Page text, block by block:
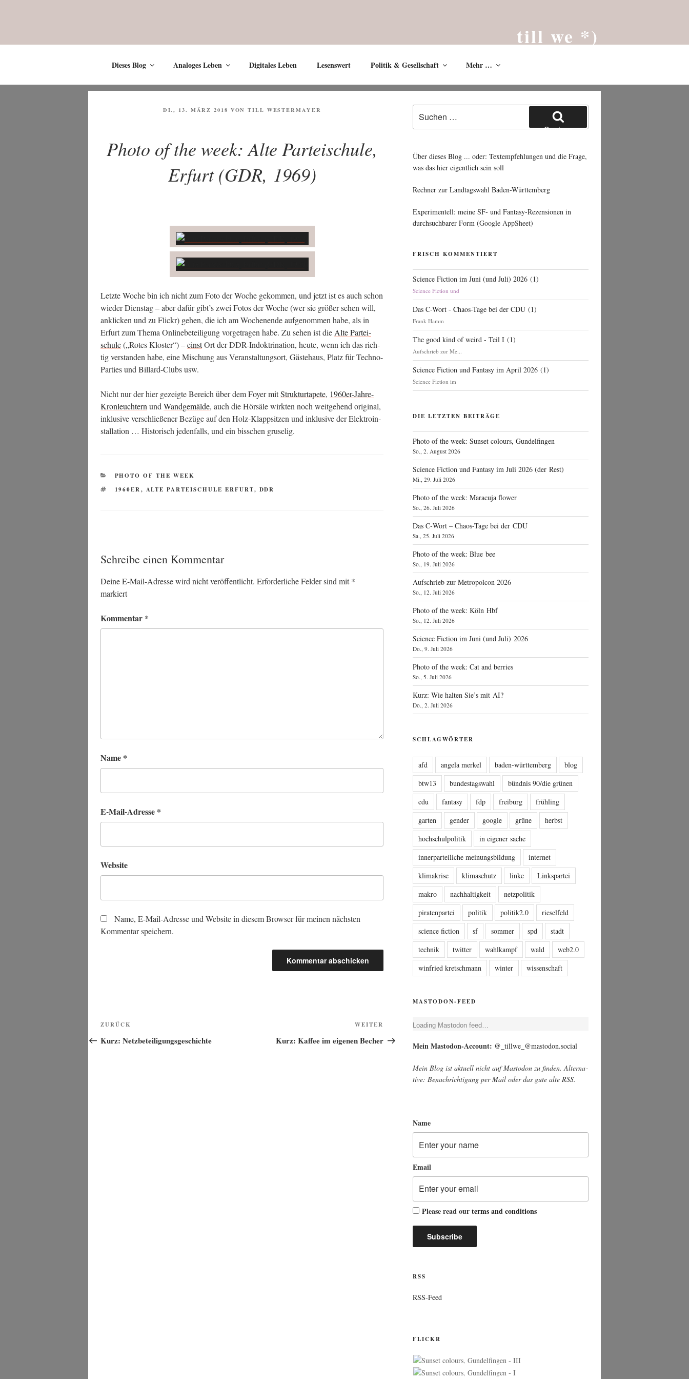
till we *)
Dieses Blog
Analoges Leben Digitales Leben Lesenswert Politik & Gesellschaft Mehr …
VERÖFFENTLICHT
DI., 13. MÄRZ 2018 VONTILL WESTERMAYER
Photo of the week: Alte Parteischule,
Erfurt (GDR, 1969)
Letz­te Woche bin ich nicht zum Foto der Woche gekom­men, und jetzt ist es auch schon
wie­der Diens­tag – aber dafür gibt’s zwei Fotos der Woche (wer sie grö­ßer sehen will,
ankli­cken und zu Flickr) gehen, die ich am Wochen­en­de auf­ge­nom­men habe, als in
Erfurt zum The­ma Online­be­tei­li­gung vor­ge­tra­gen habe. Zu sehen ist die Alte Par­tei­
schu­le(„Rotes Klos­ter“) –einstOrt der DDR-Indok­tri­na­ti­on, heu­te, wenn ich das rich­
tig ver­stan­den habe, eine Mischung aus Ver­an­stal­tungs­ort, Gäs­te­haus, Platz für Tech­no-
Par­ties und Bil­lard-Clubs usw.
Nicht nur der hier gezeig­te Bereich über dem Foy­er mitStruk­tur­ta­pe­te, 1960er-Jah­re-
Kron­leuch­tern und Wand­ge­mäl­de, auch die Hör­sä­le wirk­ten noch weit­ge­hend ori­gi­nal,
inklu­si­ve ver­schlie­ße­ner Bezü­ge auf den Holz-Klapp­sit­zen und inklu­si­ve der Elek­tro­in­
stal­la­ti­on … His­to­risch jeden­falls, und ein biss­chen gruselig.
KATEGORIEN
PHOTO OF THE WEEK
SCHLAGWÖRTER
1960ER, ALTE PARTEISCHULE ERFURT, DDR
Schreibe einen Kommentar
Deine E-Mail-Adresse wird nicht veröffentlicht. Erforderliche Felder sind mit*
markiert
Kommentar *
Name *
E-Mail-Adresse *
Website
Name, E-Mail-Adresse und Website in diesem Browser für meinen nächsten
Kommentar speichern.
Beitragsnavigation
Vorheriger
Beitrag
ZURÜCK
Kurz: Netzbeteiligungsgeschichte
Nächster
Beitrag
WEITER
Kurz: Kaffee im eigenen Becher
nach:
Suchen
Über dieses Blog ... oder: Textempfehlungen und die Frage,
was das hier eigentlich sein soll
Rechner zur Landtagswahl Baden-Württemberg
Experimentell: meine SF- und Fantasy-Rezensionen in
durchsuchbarer Form (Google AppSheet)
FRISCH KOMMENTIERT
Science Fiction im Juni (und Juli) 2026 (1)
Science Fiction und
Das C-Wort - Chaos-Tage bei der CDU (1)
Frank Hamm
The good kind of weird - Teil I (1)
Aufschrieb zur Me...
Science Fiction und Fantasy im April 2026 (1)
Science Fiction im
DIE LETZTEN BEITRÄGE
Photo of the week: Sunset colours, Gundelfingen
So., 2. August 2026
Science Fiction und Fantasy im Juli 2026 (der Rest)
Mi., 29. Juli 2026
Photo of the week: Maracuja flower
So., 26. Juli 2026
Das C‑Wort – Chaos-Tage bei der CDU
Sa., 25. Juli 2026
Photo of the week: Blue bee
So., 19. Juli 2026
Aufschrieb zur Metropolcon 2026
So., 12. Juli 2026
Photo of the week: Köln Hbf
So., 12. Juli 2026
Science Fiction im Juni (und Juli) 2026
Do., 9. Juli 2026
Photo of the week: Cat and berries
So., 5. Juli 2026
Kurz: Wie halten Sie’s mit AI?
Do., 2. Juli 2026
SCHLAGWÖRTER
afd angela merkel baden-württemberg
blog
btw13
bundestagswahl
bündnis 90/die grünen
cdu
fantasy fdp freiburg
frühling
garten
gender google grüne
herbst
hochschulpolitik
in eigener sache
innerparteiliche meinungsbildung
internet
klimakrise
klimaschutz linke
Linkspartei
makro
nachhaltigkeit
netzpolitik
piratenpartei
politik politik2.0
rieselfeld
science fiction
sf sommer spd
stadt
technik
twitter wahlkampf wald
web2.0
winfried kretschmann
winter wissenschaft
MASTODON-FEED
Loa­ding Mast­o­don feed…
Mein Mast­o­don-Account: @_tillwe_@mastodon.social
Mein Blog ist aktu­ell nicht auf Mast­o­don zu fin­den. Alter­na­
ti­ve: Benach­rich­ti­gung per Mail oder das gute alteRSS.
Name
Email
Please read ourterms and conditions
RSS
RSS-Feed
FLICKR